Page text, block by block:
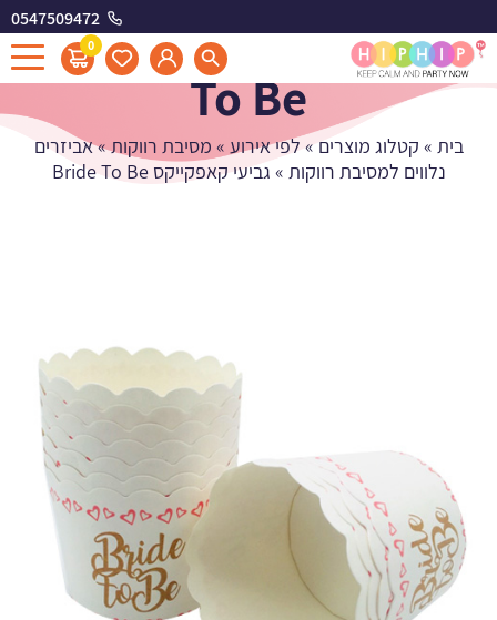
0547509472
0
גביעי קאפקייקס Bride
To Be
בית » קטלוג מוצרים » לפי אירוע » מסיבת רווקות»אביזרים
נלווים למסיבת רווקות » גביעי קאפקייקס Bride To Be